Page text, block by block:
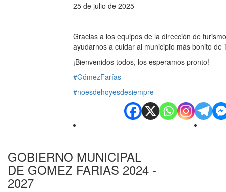
25 de julio de 2025
Gracias a los equipos de la dirección de
ayudarnos a cuidar al municipio más bonito
¡Bienvenidos todos, los esperamos pronto!
#GómezFarías
#noesdehoyesdesiempre
GOBIERNO MUNICIPAL
DE GOMEZ FARIAS 2024 -
2027